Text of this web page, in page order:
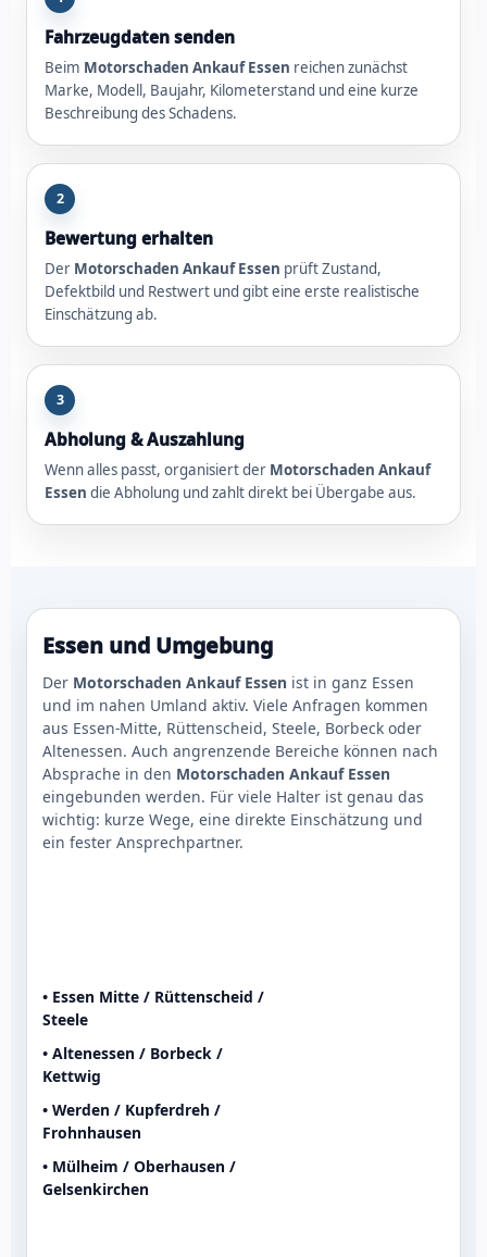
Fahrzeugdaten senden
Beim Motorschaden Ankauf Essen reichen zunächst
Marke, Modell, Baujahr, Kilometerstand und eine kurze
Beschreibung des Schadens.
2
Bewertung erhalten
Der Motorschaden Ankauf Essen prüft Zustand,
Defektbild und Restwert und gibt eine erste realistische
Einschätzung ab.
3
Abholung & Auszahlung
Wenn alles passt, organisiert der Motorschaden Ankauf
Essen die Abholung und zahlt direkt bei Übergabe aus.
Essen und Umgebung
Der Motorschaden Ankauf Essen ist in ganz Essen
und im nahen Umland aktiv. Viele Anfragen kommen
aus Essen-Mitte, Rüttenscheid, Steele, Borbeck oder
Altenessen. Auch angrenzende Bereiche können nach
Absprache in den Motorschaden Ankauf Essen
eingebunden werden. Für viele Halter ist genau das
wichtig: kurze Wege, eine direkte Einschätzung und
ein fester Ansprechpartner.
• Essen Mitte / Rüttenscheid /
Steele
• Altenessen / Borbeck /
Kettwig
• Werden / Kupferdreh /
Frohnhausen
• Mülheim / Oberhausen /
Gelsenkirchen